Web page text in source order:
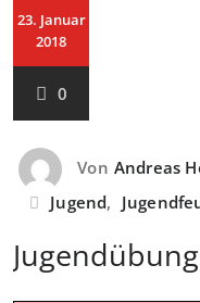
23. Januar
2018
0
Von Andreas
Jugend,